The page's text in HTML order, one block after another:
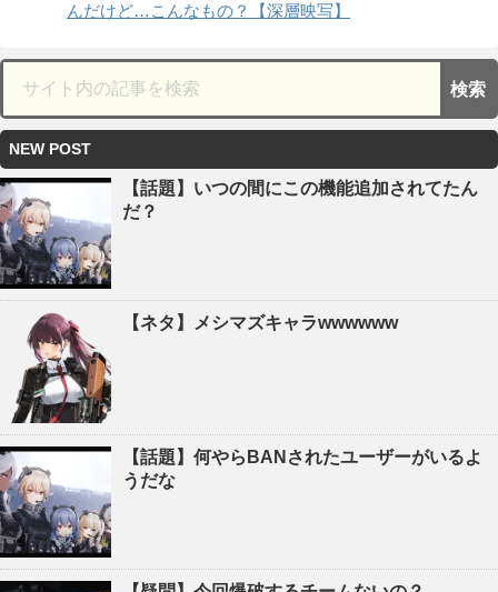
んだけど…こんなもの？【深層映写】
NEW POST
【話題】いつの間にこの機能追加されてたん
だ？
【ネタ】メシマズキャラwwwwww
【話題】何やらBANされたユーザーがいるよ
うだな